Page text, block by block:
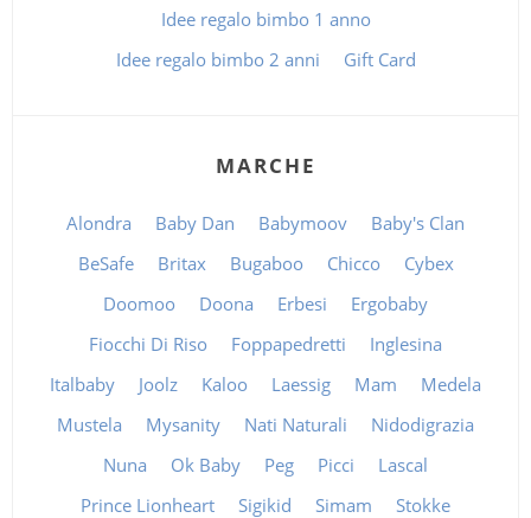
Idee regalo bimbo 1 anno
Idee regalo bimbo 2 anni
Gift Card
MARCHE
Alondra Baby Dan Babymoov
Baby's Clan
BeSafe
Britax Bugaboo Chicco
Cybex
Doomoo
Doona Erbesi
Ergobaby
Fiocchi Di Riso
Foppapedretti
Inglesina
Italbaby
Joolz Kaloo Laessig Mam
Medela
Mustela
Mysanity Nati Naturali
Nidodigrazia
Nuna
Ok Baby Peg Picci
Lascal
Prince Lionheart
Sigikid Simam
Stokke